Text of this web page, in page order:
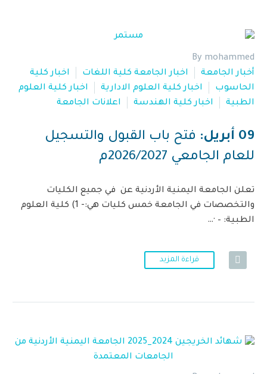
By mohammed
أخبار الجامعة
اخبار الجامعة كلية اللغات
اخبار كلية
الحاسوب
اخبار كلية العلوم الادارية
اخبار كلية العلوم
الطبية
اخبار كلية الهندسة اعلانات الجامعة
09 أبريل:
فتح باب القبول والتسجيل
للعام الجامعي 2026/2027م
تعلن الجامعة اليمنية الأردنية عن في جميع الكليات
والتخصصات في الجامعة خمس كليات هي:- 1) كلية العلوم
الطبية: – ·…
قراءة المزيد